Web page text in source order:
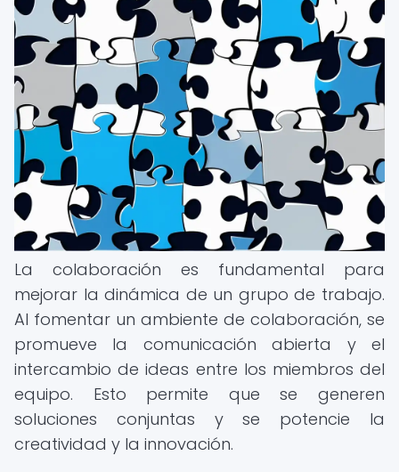
La colaboración es fundamental para
mejorar la dinámica de un grupo de trabajo.
Al fomentar un ambiente de colaboración, se
promueve la comunicación abierta y el
intercambio de ideas entre los miembros del
equipo. Esto permite que se generen
soluciones conjuntas y se potencie la
creatividad y la innovación.